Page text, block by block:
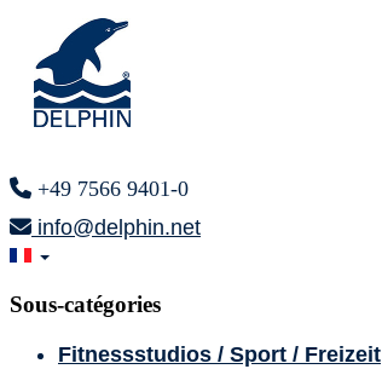
+49 7566 9401-0
info@delphin.net
Sous-catégories
Fitnessstudios / Sport / Freizeit